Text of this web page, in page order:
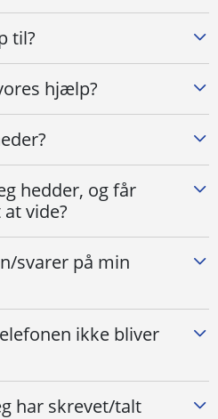
til?
hjælp?
hedder, og får
vide?
svarer på min
ikke bliver
har skrevet/talt